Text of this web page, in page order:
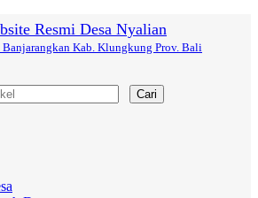
Resmi Desa Nyalian
Banjarangkan Kab. Klungkung Prov. Bali
Cari